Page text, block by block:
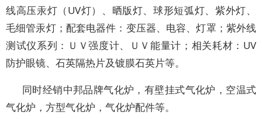
线高压汞灯（UV灯）、晒版灯、球形短弧灯、紫外灯、
毛细管汞灯；配套电器件：变压器、电容、灯罩；紫外线
测试仪系列：ＵＶ强度计、ＵＶ能量计；相关耗材：UV
防护眼镜、石英隔热片及镀膜石英片等。
同时经销中邦品牌气化炉，有壁挂式气化炉，空温式
气化炉，方型气化炉，气化炉配件等。